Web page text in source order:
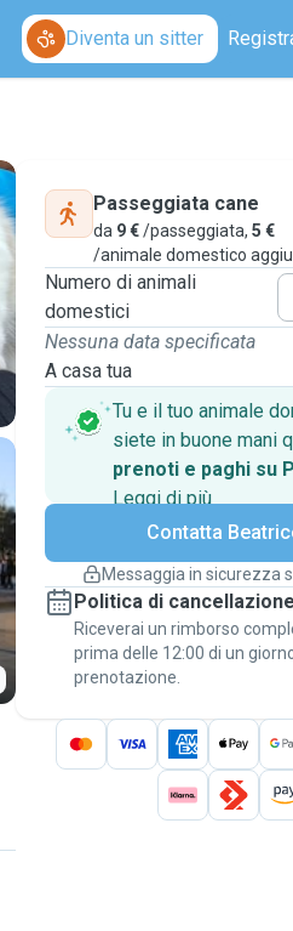
Diventa un sitter
Passeggiata cane
da 9 €/passeggiata, 5 €
/animale domestico
Numero di animali
domestici
Nessuna data specificata
A casa tua
Tu e il tuo animale
siete in buone mani
prenoti e paghi su
Leggi di piùPagamenti
Assistenza se i
Prenotazioni
Stai su Pawshake - dal
pagamento - per attivare
Pawshake.
Contatta
Messaggia in sicurezza
Politica di
Riceverai un rimborso
prima delle 12:00 di un
prenotazione.